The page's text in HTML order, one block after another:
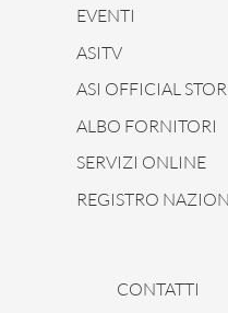
EVENTI
ASITV
ASI OFFICIAL
ALBO FORNITORI
SERVIZI ONLINE
REGISTRO
CONTATTI